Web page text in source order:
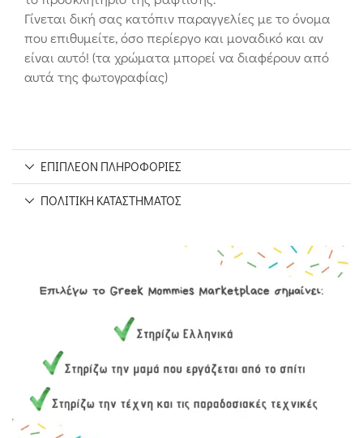
Γίνεται δική σας κατόπιν παραγγελίες με το όνομα
που επιθυμείτε, όσο περίεργο και μοναδικό και αν
είναι αυτό! (τα χρώματα μπορεί να διαφέρουν από
αυτά της φωτογραφίας)
ΕΠΙΠΛΈΟΝ ΠΛΗΡΟΦΟΡΊΕΣ
ΠΟΛΙΤΙΚΉ ΚΑΤΑΣΤΉΜΑΤΟΣ